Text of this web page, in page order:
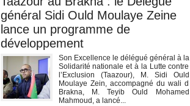
général Sidi Ould Moulaye Zeine
lance un programme de
développement
Son Excellence le délégué général à la
Solidarité nationale et à la Lutte contre
l’Exclusion (Taazour), M. Sidi Ould
Moulaye Zein, accompagné du wali d
Brakna, M. Teyib Ould Mohamed
Mahmoud, a lancé...